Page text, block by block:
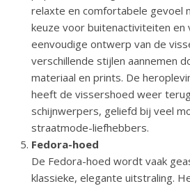
relaxte en comfortabele gevoel
keuze voor buitenactiviteiten en
eenvoudige ontwerp van de
verschillende stijlen aannemen
materiaal en prints. De
heeft de vissershoed weer
schijnwerpers, geliefd bij veel
straatmode-liefhebbers.
Fedora-hoed
De Fedora-hoed wordt vaak
klassieke, elegante uitstraling.